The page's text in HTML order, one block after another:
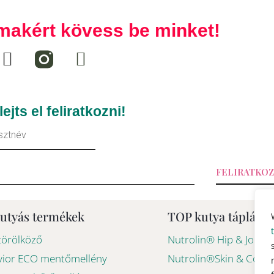
kövess be minket!
F
e
b
o
k
f
T
t
k
el feliratkozni!
termékek
ECO mentőmellény
TOP kutya
Nutrolin® Hip & Joint
Nutrolin®Skin & Coat